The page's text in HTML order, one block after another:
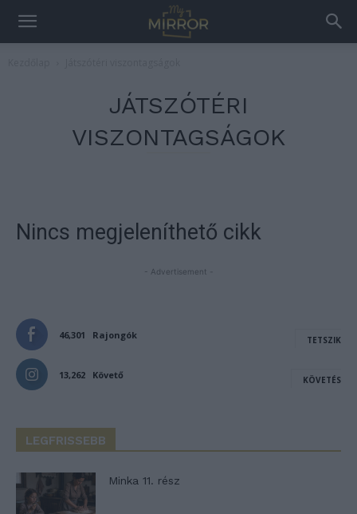
JÁTSZÓTÉRI
VISZONTAGSÁGOK
Nincs megjeleníthető cikk
- Advertisement -
46,301 Rajongók TETSZIK
13,262 Követő KÖVETÉS
LEGFRISSEBB
Minka 11. rész